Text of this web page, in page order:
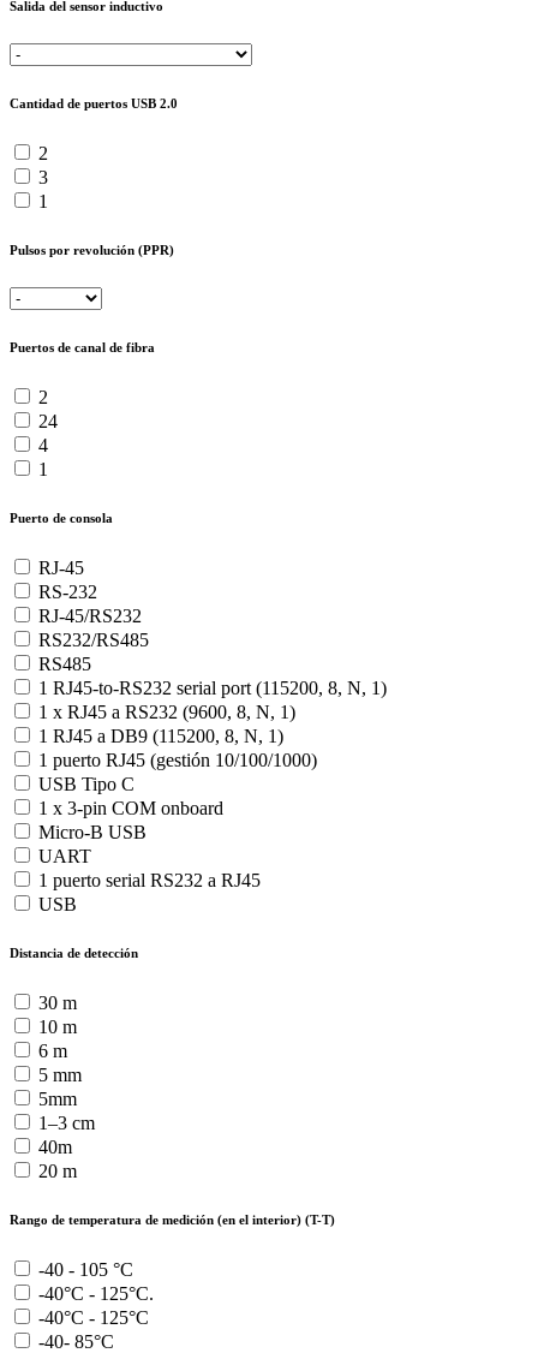
Salida del sensor inductivo
Cantidad de puertos USB 2.0
2
3
1
Pulsos por revolución (PPR)
Puertos de canal de fibra
2
24
4
1
Puerto de consola
RJ-45
RS-232
RJ-45/RS232
RS232/RS485
RS485
1 RJ45-to-RS232 serial port (115200, 8, N, 1)
1 x RJ45 a RS232 (9600, 8, N, 1)
1 RJ45 a DB9 (115200, 8, N, 1)
1 puerto RJ45 (gestión 10/100/1000)
USB Tipo C
1 x 3-pin COM onboard
Micro-B USB
UART
1 puerto serial RS232 a RJ45
USB
Distancia de detección
30 m
10 m
6 m
5 mm
5mm
1–3 cm
40m
20 m
Rango de temperatura de medición (en el interior) (T-T)
-40 - 105 °C
-40°C - 125°C.
-40°C - 125°C
-40- 85°C